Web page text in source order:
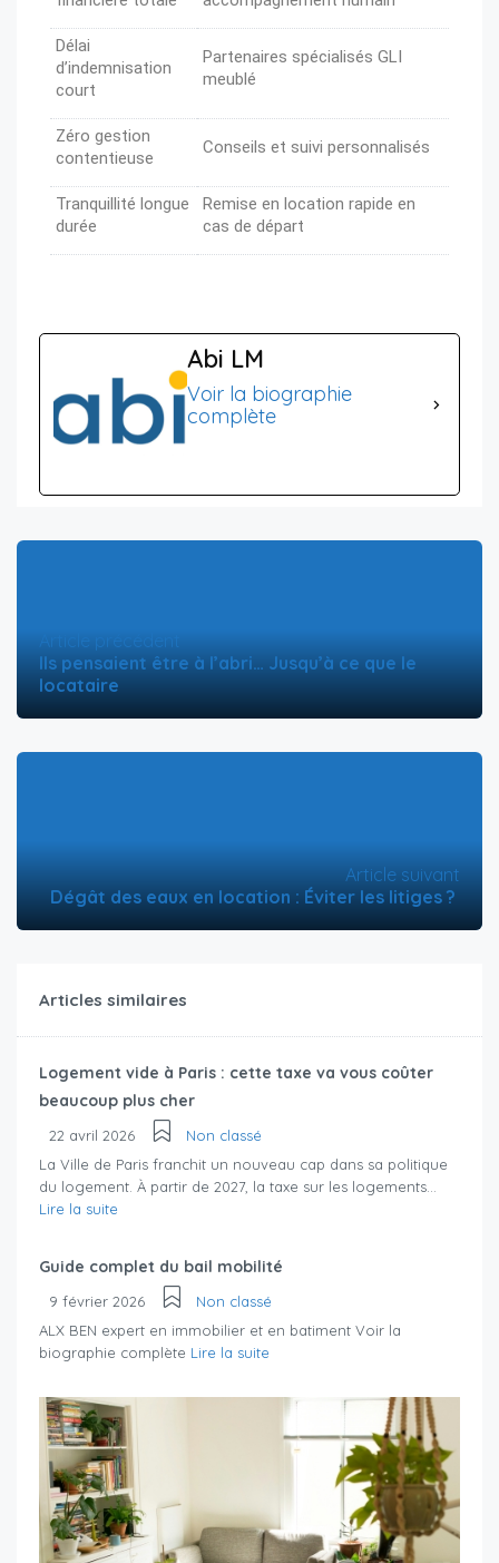
Délai
d’indemnisation
court
Partenaires spécialisés GLI
meublé
Zéro gestion
contentieuse
Conseils et suivi personnalisés
Tranquillité longue
durée
Remise en location rapide en
cas de départ
Abi LM
Voir la biographie
complète
Article précédent
Ils pensaient être à l’abri… Jusqu’à ce que le
locataire
Article suivant
Dégât des eaux en location : Éviter les litiges ?
Articles similaires
Logement vide à Paris : cette taxe va vous coûter
beaucoup plus cher
22 avril 2026
Non classé
La Ville de Paris franchit un nouveau cap dans sa politique
du logement. À partir de 2027, la taxe sur les logements...
Lire la suite
Guide complet du bail mobilité
9 février 2026
Non classé
ALX BEN expert en immobilier et en batiment Voir la
biographie complète Lire la suite